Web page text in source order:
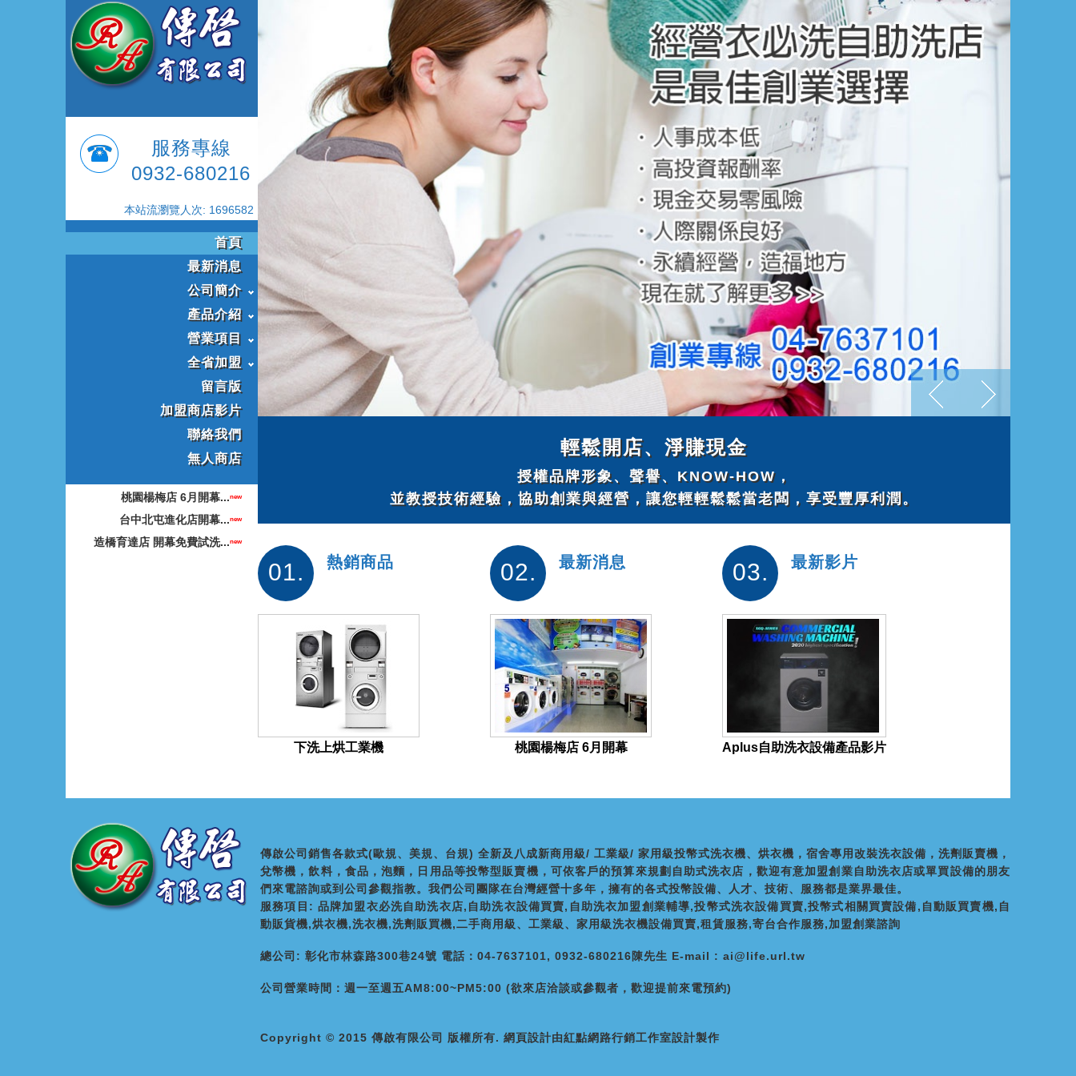
服務專線
0932-680216
本站流瀏覽人次: 1696582
首頁
最新消息
公司簡介
產品介紹
營業項目
全省加盟
留言版
加盟商店影片
聯絡我們
無人商店
輕鬆開店、淨賺現金
授權品牌形象、聲譽、KNOW-HOW，
並教授技術經驗，協助創業與經營，讓您輕輕鬆鬆當老闆，享受豐厚利潤。
01. 熱銷商品
下洗上烘工業機
02. 最新消息
桃園楊梅店 6月開幕
03. 最新影片
Aplus自助洗衣設備產品影片
桃園楊梅店 6月開幕...new
台中北屯進化店開幕...new
造橋育達店 開幕免費試洗...new
傳啟公司銷售各款式(歐規、美規、台規) 全新及八成新商用級/ 工業級/ 家用級投幣式洗衣機、烘衣機，宿舍專用改裝洗衣設備，洗劑販賣機，
兌幣機，飲料，食品，泡麵，日用品等投幣型販賣機，可依客戶的預算來規劃自助式洗衣店，歡迎有意加盟創業自助洗衣店或單買設備的朋友
們來電諮詢或到公司參觀指教。我們公司團隊在台灣經營十多年，擁有的各式投幣設備、人才、技術、服務都是業界最佳。
服務項目: 品牌加盟衣必洗自助洗衣店,自助洗衣設備買賣,自助洗衣加盟創業輔導,投幣式洗衣設備買賣,投幣式相關買賣設備,自動販買賣機,自
動販貨機,烘衣機,洗衣機,洗劑販買機,二手商用級、工業級、家用級洗衣機設備買賣,租賃服務,寄台合作服務,加盟創業諮詢
總公司: 彰化市林森路300巷24號 電話：04-7637101, 0932-680216陳先生 E-mail : ai@life.url.tw
公司營業時間：週一至週五AM8:00~PM5:00 (欲來店洽談或參觀者，歡迎提前來電預約)
Copyright © 2015 傳啟有限公司 版權所有. 網頁設計由紅點網路行銷工作室設計製作